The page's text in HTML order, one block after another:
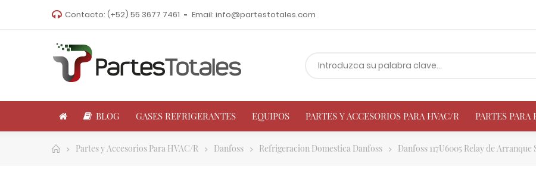
Contacto: (+52) 55 3677 7461 Email: info@partestotales.com
BLOG GASES REFRIGERANTES EQUIPOS PARTES Y ACCESORIOS PARA HVAC/R PARTES
Partes y Accesorios Para HVAC/R Danfoss Refrigeracion Domestica Danfoss Danfoss 117U6005 Relay de Arranque